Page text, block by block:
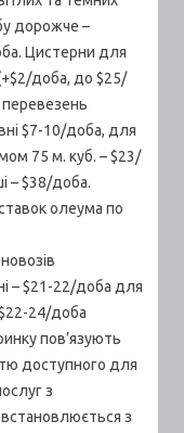
дорожче –
Цистерни для
доба, до $25/
$7-10/доба, для
75 м. куб. – $23/
– $38/доба.
олеума по
– $21-22/доба для
24/доба
пов’язують
доступного для
з
з